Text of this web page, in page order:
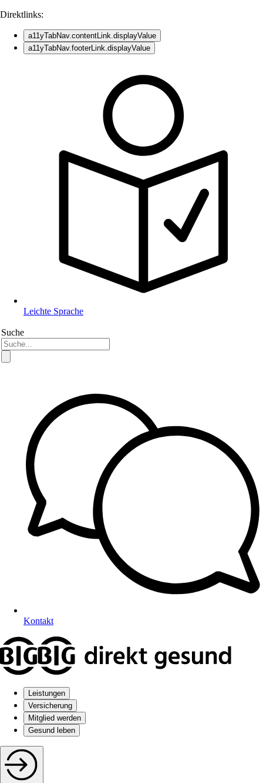
Direktlinks:
a11yTabNav.contentLink.displayValue
a11yTabNav.footerLink.displayValue
Leichte Sprache
Suche
Kontakt
Leistungen
Versicherung
Mitglied werden
Gesund leben